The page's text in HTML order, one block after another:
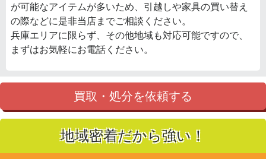
が可能なアイテムが多いため、引越しや家具の買い替え
の際などに是非当店までご相談ください。
兵庫エリアに限らず、その他地域も対応可能ですので、
まずはお気軽にお電話ください。
買取・処分を依頼する
地域密着だから強い！